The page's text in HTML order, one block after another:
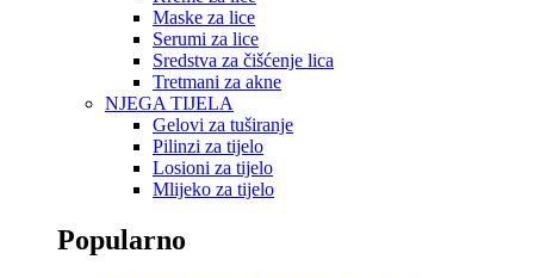
Maske za lice
Serumi za lice
Sredstva za čišćenje lica
Tretmani za akne
NJEGA TIJELA
Gelovi za tuširanje
Pilinzi za tijelo
Losioni za tijelo
Mlijeko za tijelo
Popularno